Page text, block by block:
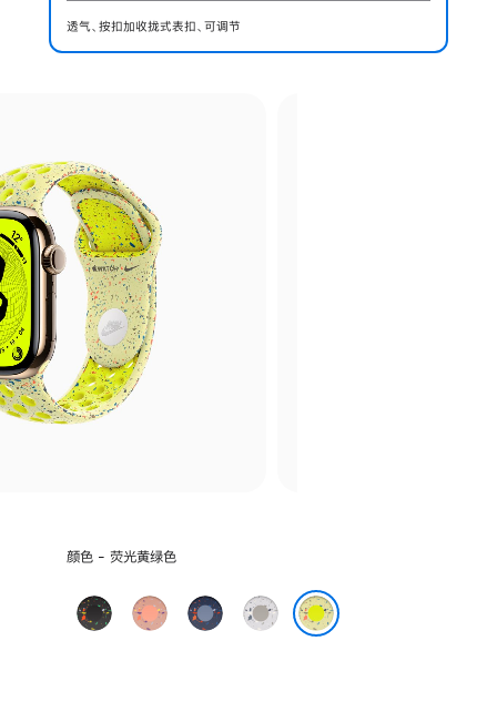
透气、按扣加收拢式表扣、可调节
选
色:
颜色 - 荧光黄绿色
午
夜
山
霞
缎
带
朦
胧